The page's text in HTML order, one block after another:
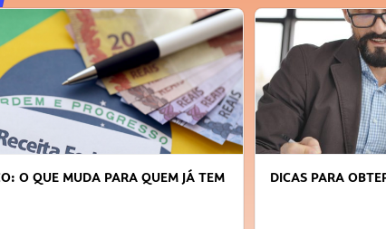
O QUE MUDA PARA QUEM JÁ TEM
DICAS PARA